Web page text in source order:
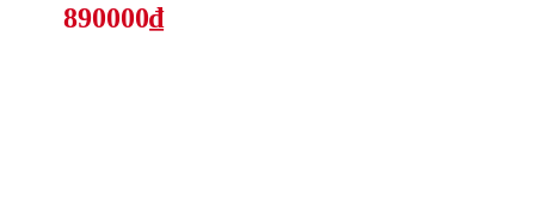
890000₫